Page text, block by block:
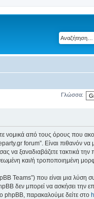
Γλώσσα:
νομικά από τους όρους που
forum”. Είναι πιθανόν
να ξαναδιαβάζετε τακτικά
και/ή τροποποιημένη
Teams”) που είναι μια λύση
δεν μπορεί να ασκήσει την
phpBB, παρακαλούμε δείτε στο